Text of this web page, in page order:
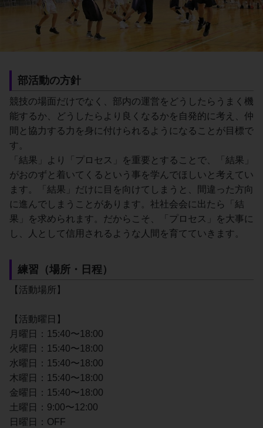
部活動の方針
競技の場面だけでなく、部内の運営をどうしたらうまく機
能するか、どうしたらより良くなるかを自発的に考え、仲
間と協力する力を身に付けられるようになることが目標で
す。
「結果」より「プロセス」を重要とすることで、「結果」
がおのずと着いてくるという事を学んでほしいと考えてい
ます。「結果」だけに目を向けてしまうと、間違った方向
に進んでしまうことがあります。社社会会に出たら「結
果」を求められます。だからこそ、「プロセス」を大事に
し、人として信用されるような人間を育てていきます。
練習（場所・日程）
【活動場所】
【活動曜日】
月曜日：15:40〜18:00
火曜日：15:40〜18:00
水曜日：15:40〜18:00
木曜日：15:40〜18:00
金曜日：15:40〜18:00
土曜日：9:00〜12:00
日曜日：OFF